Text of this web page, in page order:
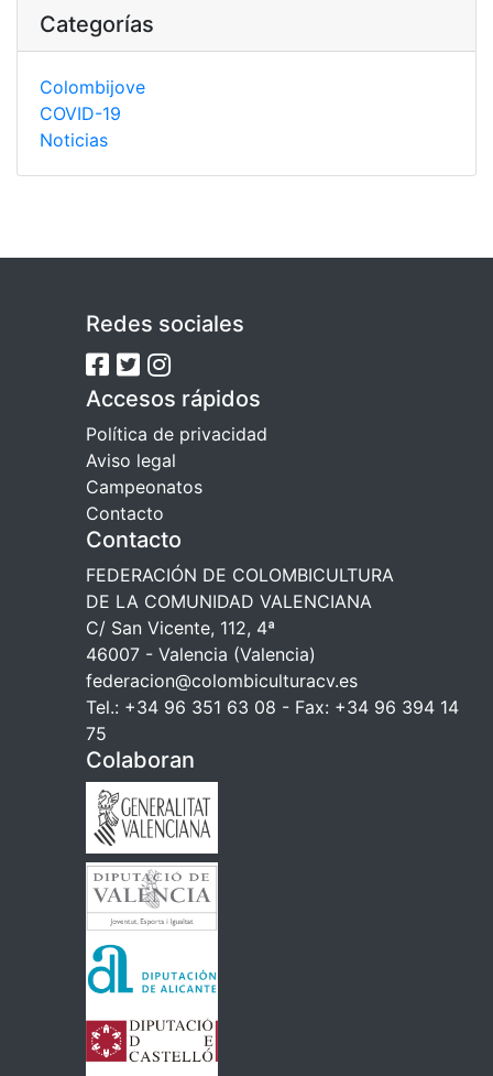
Categorías
Colombijove
COVID-19
Noticias
Redes sociales
Accesos rápidos
Política de privacidad
Aviso legal
Campeonatos
Contacto
Contacto
FEDERACIÓN DE COLOMBICULTURA
DE LA COMUNIDAD VALENCIANA
C/ San Vicente, 112, 4ª
46007 - Valencia (Valencia)
federacion@colombiculturacv.es
Tel.: +34 96 351 63 08 - Fax: +34 96 394 14
75
Colaboran